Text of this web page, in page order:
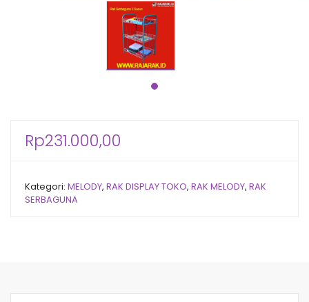
Rp231.000,00
Kategori: MELODY, RAK DISPLAY TOKO, RAK MELODY, RAK
SERBAGUNA